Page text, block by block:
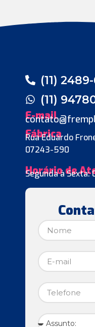
(11)
(11)
E-mail
Fábrica
Rua Eduardo
07243-590
Horário de
Segunda à Sexta: